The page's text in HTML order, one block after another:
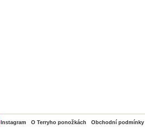
Instagram O Terryho ponožkách Obchodní podmínky
PayPal